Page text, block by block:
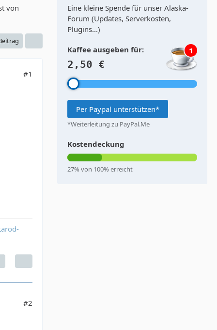
von
#1
#2
Eine kleine Spende für unser Alaska-
Forum (Updates, Serverkosten,
Plugins...)
Kaffee ausgeben für:
2,50 €
1
Per Paypal unterstützen*
*Weiterleitung zu PayPal.Me
Kostendeckung
27% von 100% erreicht